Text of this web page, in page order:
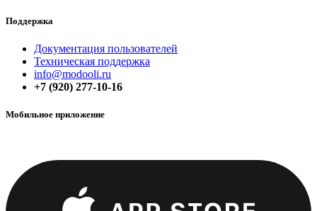
Поддержка
Документация пользователей
Техническая поддержка
info@modooli.ru
+7 (920) 277-10-16
Мобильное приложение